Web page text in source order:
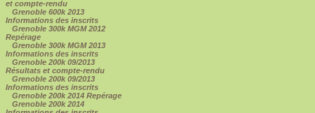
et compte-rendu
Grenoble 600k 2013
Informations des inscrits
Grenoble 300k MGM 2012
Repérage
Grenoble 300k MGM 2013
Informations des inscrits
Grenoble 200k 09/2013
Résultats et compte-rendu
Grenoble 200k 09/2013
Informations des inscrits
Grenoble 200k 2014 Repérage
Grenoble 200k 2014